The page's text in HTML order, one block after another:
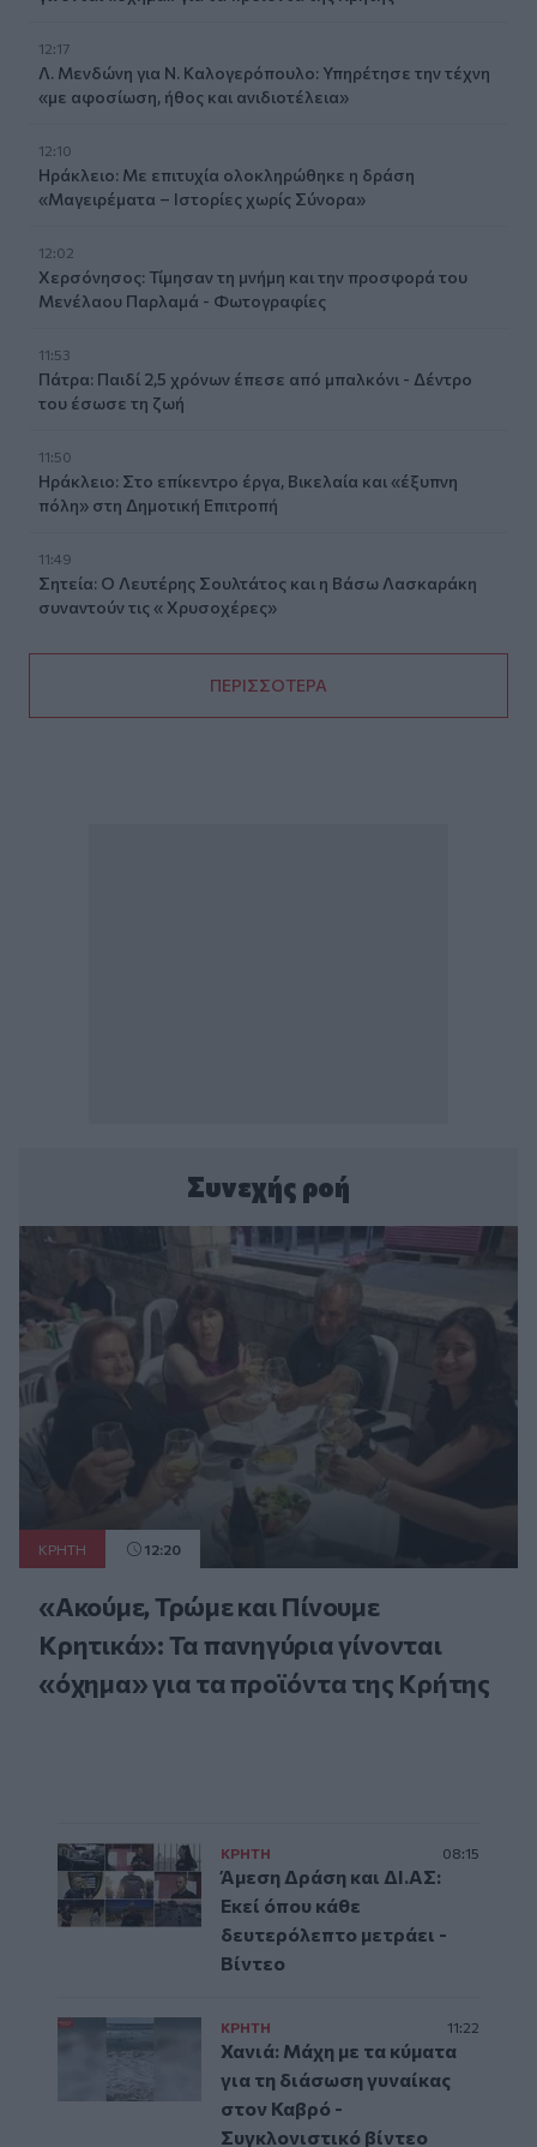
12:17
Λ. Μενδώνη για Ν. Καλογερόπουλο: Υπηρέτησε την τέχνη
«με αφοσίωση, ήθος και ανιδιοτέλεια»
12:10
Ηράκλειο: Με επιτυχία ολοκληρώθηκε η δράση
«Μαγειρέματα – Ιστορίες χωρίς Σύνορα»
12:02
Χερσόνησος: Τίμησαν τη μνήμη και την προσφορά του
Μενέλαου Παρλαμά - Φωτογραφίες
11:53
Πάτρα: Παιδί 2,5 χρόνων έπεσε από μπαλκόνι - Δέντρο
του έσωσε τη ζωή
11:50
Ηράκλειο: Στο επίκεντρο έργα, Βικελαία και «έξυπνη
πόλη» στη Δημοτική Επιτροπή
11:49
Σητεία: Ο Λευτέρης Σουλτάτος και η Βάσω Λασκαράκη
συναντούν τις « Χρυσοχέρες»
ΠΕΡΙΣΣΟΤΕΡΑ
Συνεχής ροή
ΚΡΗΤΗ 12:20
«Ακούμε, Τρώμε και Πίνουμε
Κρητικά»: Τα πανηγύρια γίνονται
«όχημα» για τα προϊόντα της Κρήτης
ΚΡΗΤΗ 08:15
Άμεση Δράση και ΔΙ.ΑΣ:
Εκεί όπου κάθε
δευτερόλεπτο μετράει -
Βίντεο
ΚΡΗΤΗ 11:22
Χανιά: Μάχη με τα κύματα
για τη διάσωση γυναίκας
στον Καβρό -
Συγκλονιστικό βίντεο